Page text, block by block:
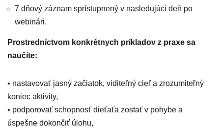
7 dňový záznam sprístupnený v nasledujúci deň po
webinári.
Prostredníctvom konkrétnych príkladov z praxe sa
naučíte:
• nastavovať jasný začiatok, viditeľný cieľ a zrozumiteľný
koniec aktivity,
• podporovať schopnosť dieťaťa zostať v pohybe a
úspešne dokončiť úlohu,